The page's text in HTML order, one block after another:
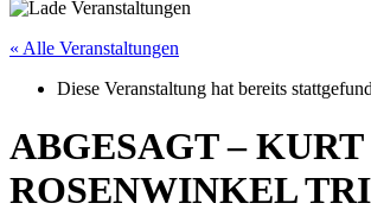
« Alle Veranstaltungen
Diese Veranstaltung hat bereits
ABGESAGT – KURT
ROSENWINKEL